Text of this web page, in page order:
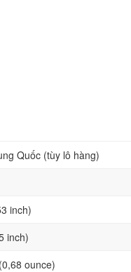
Quốc (tùy lô hàng)
inch)
inch)
ounce)